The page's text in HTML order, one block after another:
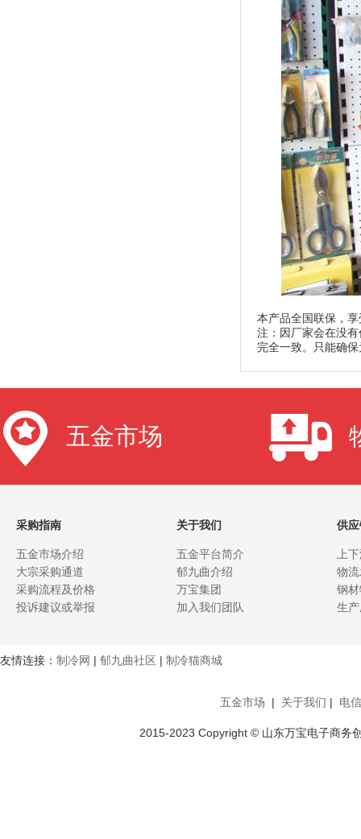
本产品全国联保，
注：因厂家会在没
完全一致。只能确
五金市场
采购指南
五金市场介绍
大宗采购通道
采购流程及价格
投诉建议或举报
关于我们
五金平台简介
郁九曲介绍
万宝集团
加入我们团队
供
上
物
钢
生
友情连接： 制冷网 | 郁九曲社区 | 制冷猫商城
五金市场 | 关于我们 | 电
2015-2023 Copyright © 山东万宝电子商务